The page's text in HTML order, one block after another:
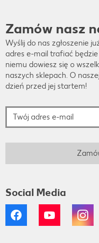
Zamów nasz
Wyślij do nas zgłoszenie
adres e-mail trafiać
niemu dowiesz się o
naszych sklepach. O
dzień przed jej startem!
Social Media
Facebook YouTube